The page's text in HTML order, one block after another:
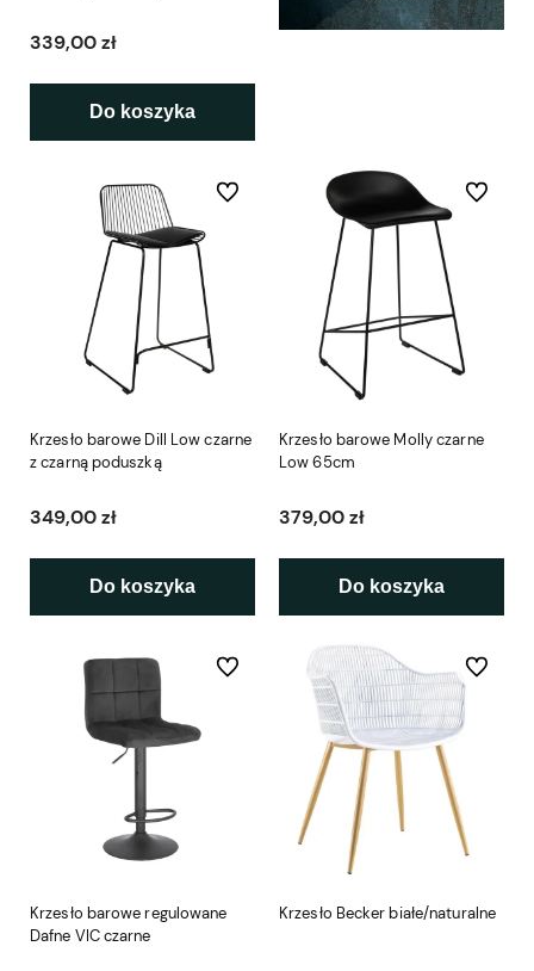
339,00 zł
Do koszyka
Krzesło barowe Dill Low czarne
z czarną poduszką
349,00 zł
Do koszyka
Do ulubionych
Krzesło barowe Molly czarne
Low 65cm
379,00 zł
Do koszyka
Do
Krzesło barowe regulowane
Dafne VIC czarne
Do ulubionych
Krzesło Becker białe/naturalne
Do